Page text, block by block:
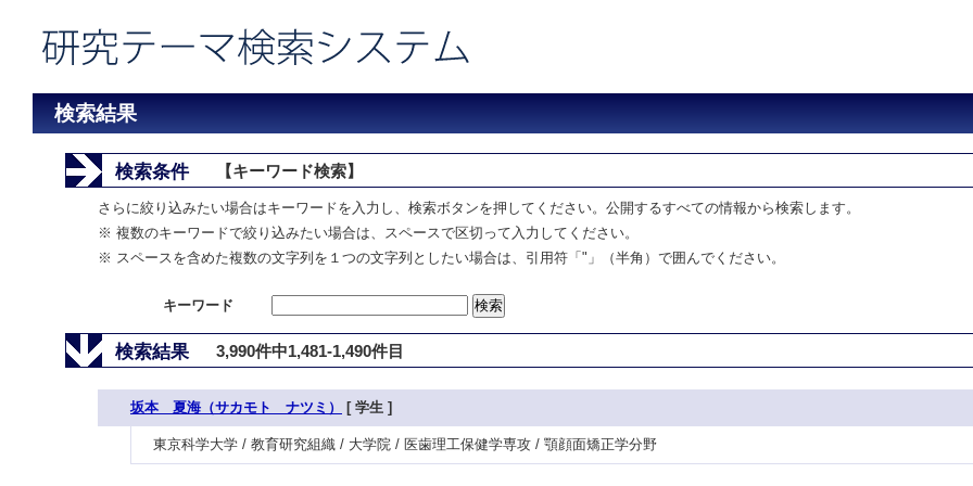
検索結果
検索条件 【キーワード検索】
さらに絞り込みたい場合はキーワードを入力し、検索ボタンを押してください。公開するすべての情報から検索します。
※ 複数のキーワードで絞り込みたい場合は、スペースで区切って入力してください。
※ スペースを含めた複数の文字列を１つの文字列としたい場合は、引用符「"」（半角）で囲んでください。
キーワード
検索結果 3,990件中1,481-1,490件目
坂本 夏海（サカモト ナツミ） [ 学生 ]
東京科学大学 / 教育研究組織 / 大学院 / 医歯理工保健学専攻 / 顎顔面矯正学分野